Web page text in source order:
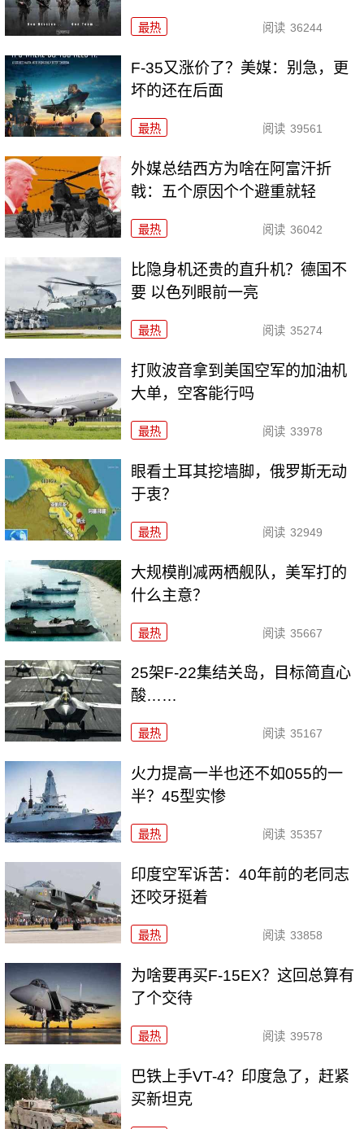
最热 阅读 36244
F-35又涨价了？美媒：别急，更
坏的还在后面
最热 阅读 39561
外媒总结西方为啥在阿富汗折
戟：五个原因个个避重就轻
最热 阅读 36042
比隐身机还贵的直升机？德国不
要 以色列眼前一亮
最热 阅读 35274
打败波音拿到美国空军的加油机
大单，空客能行吗
最热 阅读 33978
眼看土耳其挖墙脚，俄罗斯无动
于衷？
最热 阅读 32949
大规模削减两栖舰队，美军打的
什么主意？
最热 阅读 35667
25架F-22集结关岛，目标简直心
酸……
最热 阅读 35167
火力提高一半也还不如055的一
半？45型实惨
最热 阅读 35357
印度空军诉苦：40年前的老同志
还咬牙挺着
最热 阅读 33858
为啥要再买F-15EX？这回总算有
了个交待
最热 阅读 39578
巴铁上手VT-4？印度急了，赶紧
买新坦克